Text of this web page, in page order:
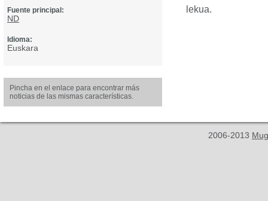
Fuente principal:
ND
Idioma:
Euskara
Pincha en el enlace para encontrar más
noticias de las mismas características.
lekua.
2006-2013